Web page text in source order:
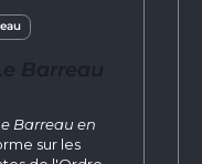
Barreau en
sur les